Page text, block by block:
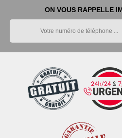
ON VOUS RAPPELLE